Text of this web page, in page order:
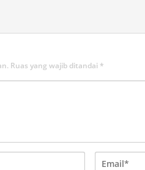
Ruas yang wajib ditandai *